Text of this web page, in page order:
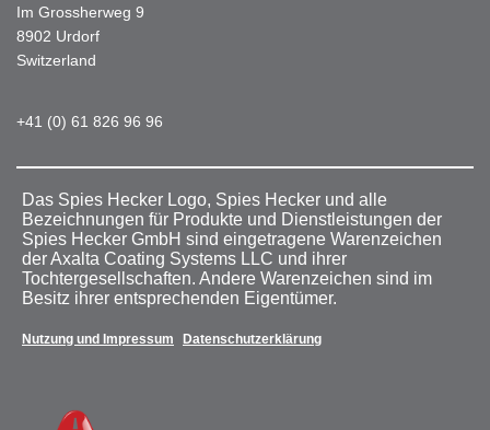
Im Grossherweg 9
8902 Urdorf
Switzerland
+41 (0) 61 826 96 96
Das Spies Hecker Logo, Spies Hecker und alle
Bezeichnungen für Produkte und Dienstleistungen der
Spies Hecker GmbH sind eingetragene Warenzeichen
der Axalta Coating Systems LLC und ihrer
Tochtergesellschaften. Andere Warenzeichen sind im
Besitz ihrer entsprechenden Eigentümer.
Nutzung und Impressum Datenschutzerklärung